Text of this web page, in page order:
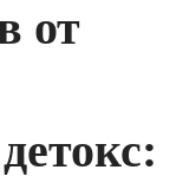
от